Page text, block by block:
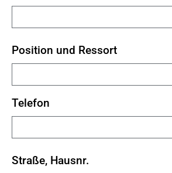
Position und Ressort
Telefon
Straße, Hausnr.